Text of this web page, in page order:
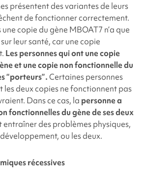
présentent des variantes de leurs
de fonctionner correctement.
copie du gène MBOAT7 n’a que
leur santé, car une copie
Les personnes qui ont une copie
et une copie non fonctionnelle du
“porteurs”.Certaines personnes
les deux copies ne fonctionnent pas
Dans ce cas, la personne a
fonctionnelles du gène de ses deux
entraîner des problèmes physiques,
ou les deux.
récessives